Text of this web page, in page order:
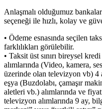
Anlaşmalı olduğumuz
seçeneği ile hızlı, kolay ve
• Ödeme esnasında seçilen
farklılıkları görülebilir.
• Taksit üst sınırı bireysel
alımlarında (Video, kamera,
üzerinde olan televizyon vb) 4
eşya (Buzdolabı, çamaşır
aletleri vb.) alımlarında ve
televizyon alımlarında 9 ay,